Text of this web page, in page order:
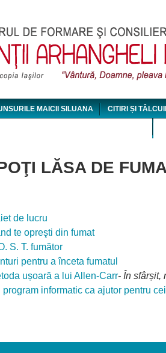
MAICII SILUANA CITIRI ȘI
LĂSA DE
de lucru
te opreşti din fumat
S. T. fumător
pentru a înceta fumatul
ușoară a lui Allen-Carr- În sfârșit,
program informatic ca ajutor pentru